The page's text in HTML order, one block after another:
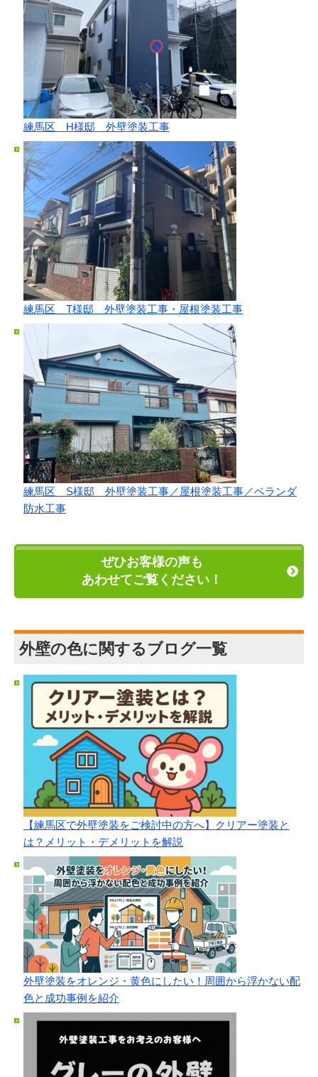
練馬区 H様邸 外壁塗装工事
練馬区 T様邸 外壁塗装工事・屋根塗装工事
練馬区 S様邸 外壁塗装工事／屋根塗装工事／ベランダ
防水工事
ぜひお客様の声も
あわせてご覧ください！
外壁の色に関するブログ一覧
【練馬区で外壁塗装をご検討中の方へ】クリアー塗装と
は？メリット・デメリットを解説
外壁塗装をオレンジ・黄色にしたい！周囲から浮かない配
色と成功事例を紹介